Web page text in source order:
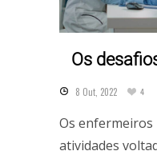
Os
8 Out, 2022 4
Os
atividades